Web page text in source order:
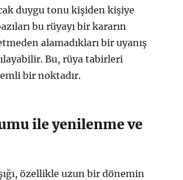
duygu tonu kişiden kişiye
bu rüyayı bir kararın
alamadıkları bir uyanış
Bu, rüya tabirleri
bir noktadır.
ile yenilenme ve
özellikle uzun bir dönemin